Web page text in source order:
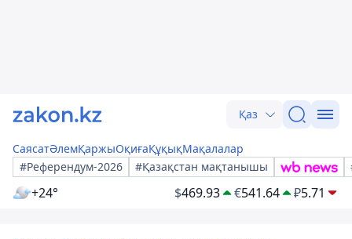
Қаз
СаясатӘлемҚаржыОқиғаҚұқықМақалалар
#Референдум-2026
#Қазақстан мақтанышы
+24° $469.93 €541.64 ₽5.71